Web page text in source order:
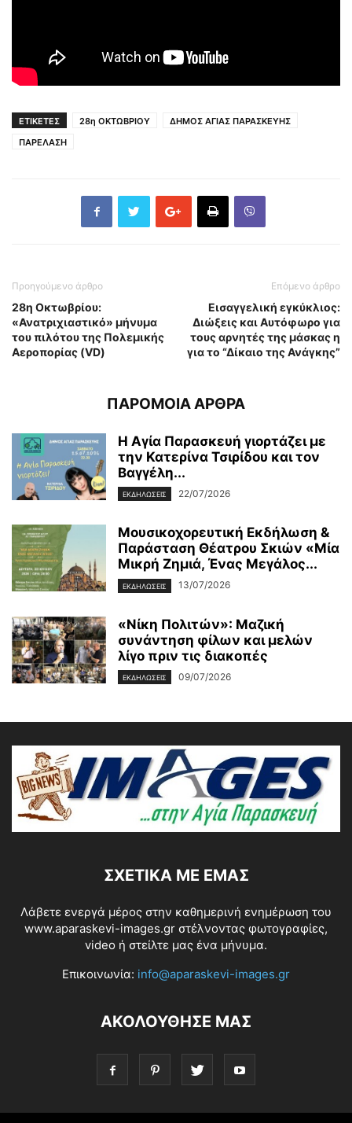
ΕΤΙΚΕΤΕΣ 28η ΟΚΤΩΒΡΙΟΥ
ΔΗΜΟΣ ΑΓΙΑΣ ΠΑΡΑΣΚΕΥΗΣ
ΠΑΡΕΛΑΣΗ
Προηγούμενο άρθρο
28η Οκτωβρίου:
«Ανατριχιαστικό» μήνυμα
του πιλότου της Πολεμικής
Αεροπορίας (VD)
Επόμενο άρθρο
Εισαγγελική εγκύκλιος:
Διώξεις και Αυτόφωρο για
τους αρνητές της μάσκας η
για το “Δίκαιο της Ανάγκης”
ΠΑΡΟΜΟΙΑ ΑΡΘΡΑ
Η Αγία Παρασκευή γιορτάζει με
την Κατερίνα Τσιρίδου και τον
Βαγγέλη...
ΕΚΔΗΛΩΣΕΙΣ 22/07/2026
Μουσικοχορευτική Εκδήλωση &
Παράσταση Θέατρου Σκιών «Μία
Μικρή Ζημιά, Ένας Μεγάλος...
ΕΚΔΗΛΩΣΕΙΣ 13/07/2026
«Νίκη Πολιτών»: Μαζική
συνάντηση φίλων και μελών
λίγο πριν τις διακοπές
ΕΚΔΗΛΩΣΕΙΣ 09/07/2026
ΣΧΕΤΙΚΆ ΜΕ ΕΜΆΣ
Λάβετε ενεργά μέρος στην καθημερινή ενημέρωση του
www.aparaskevi-images.gr στέλνοντας φωτογραφίες,
video ή στείλτε μας ένα μήνυμα.
Επικοινωνία: info@aparaskevi-images.gr
ΑΚΟΛΟΥΘΗΣΕ ΜΑΣ